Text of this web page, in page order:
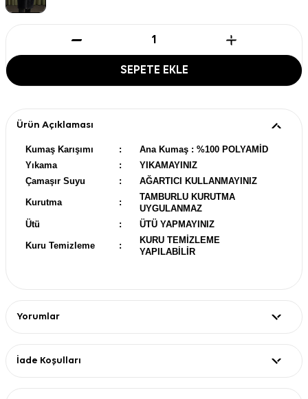
SEPETE EKLE
Ürün Açıklaması
Kumaş Karışımı :
Ana Kumaş : %100 POLYAMİD
Yıkama
:
YIKAMAYINIZ
Çamaşır Suyu
: AĞARTICI KULLANMAYINIZ
Kurutma :
TAMBURLU KURUTMA
UYGULANMAZ
Ütü
: ÜTÜ YAPMAYINIZ
Kuru Temizleme :
KURU TEMİZLEME
YAPILABİLİR
Yorumlar
İade Koşulları